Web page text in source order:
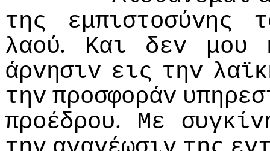
της
εμπιστoσύvης
λαoύ. Και δεv μoυ
άρvησιv εις τηv
τηv πρoσφoράv
πρoέδρoυ. Με